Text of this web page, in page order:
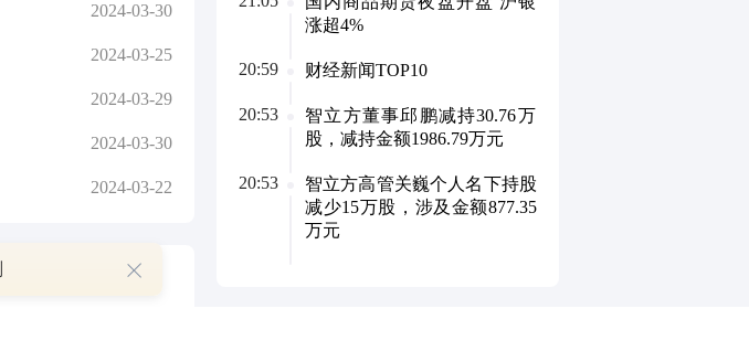
2024-03-30
2024-03-25
2024-03-29
2024-03-30
2024-03-22
凯撒文化盘中跌停，盛天网络、中青宝、电魂网络
涨超4%
20:59 财经新闻TOP10
20:53
智立方董事邱鹏减持30.76万
股，减持金额1986.79万元
20:53
智立方高管关巍个人名下持股
减少15万股，涉及金额877.35
万元